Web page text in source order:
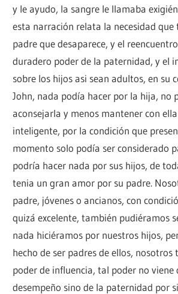
y le ayudo, la sangre le llamaba
esta narración relata la necesidad que
padre que desaparece, y el
duradero poder de la paternidad, y el
sobre los hijos asi sean adultos, en su
John, nada podía hacer por la hija, no
aconsejarla y menos mantener con
inteligente, por la condición que
momento solo podía ser considerado
podría hacer nada por sus hijos, de
tenia un gran amor por su padre.
padre, jóvenes o ancianos, con
quizá excelente, también pudiéramos
nada hiciéramos por nuestros hijos,
hecho de ser padres de ellos, nosotros
poder de influencia, tal poder no viene
desempeño sino de la paternidad por